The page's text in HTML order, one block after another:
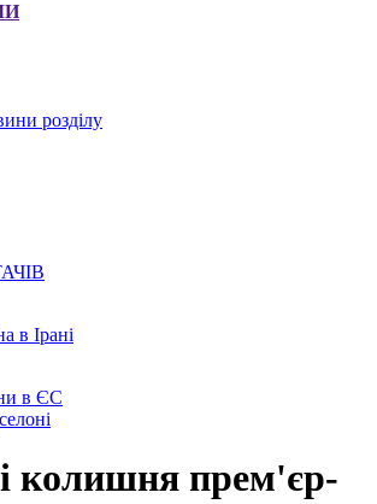
розділу
в Ірані
в ЄС
колишня прем'єр-